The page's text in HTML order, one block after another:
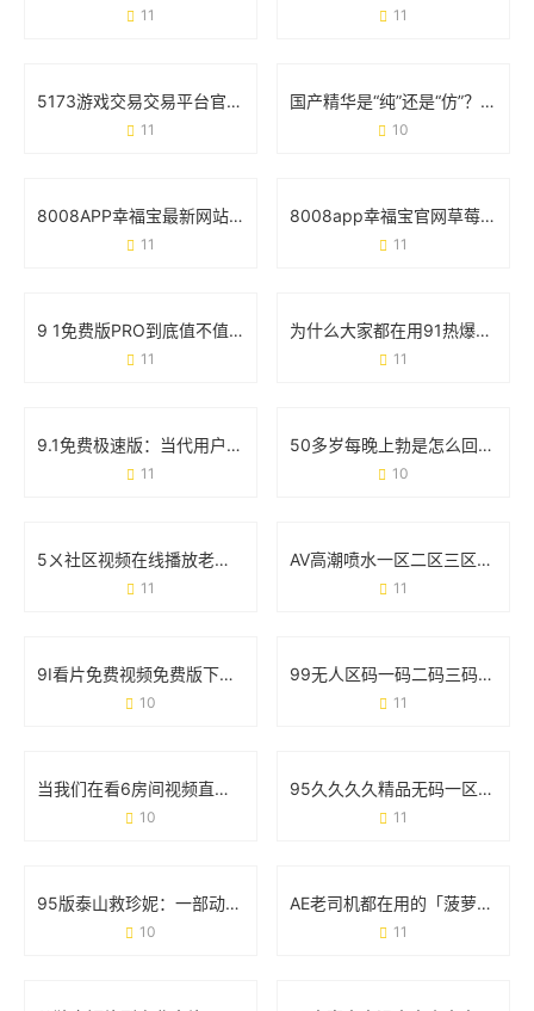
11 11
5173游戏交易交易平台官网：玩家必看的交易攻略与安全手册
11
国产精华是“纯”还是“仿”？69个真实用户这样说
10
8008APP幸福宝最新网站丝瓜：如何用这款工具找到你的快乐星球？
11
8008app幸福宝官网草莓视频免费：如何安全解锁观影新姿势？
11
9 1免费版PRO到底值不值得下载？这些细节必须看
11
为什么大家都在用91热爆app官网版？这些功能你可能还不知道
11
9.1免费极速版：当代用户的效率神器还是营销噱头？
11
50多岁每晚上勃是怎么回事？医生解读真实原因和应对方案
10
5ㄨ社区视频在线播放老司机版：为什么它成了用户找资源的“万能钥匙”？
11
AV高潮喷水一区二区三区：真实体验与用户争议全记录
11
9I看片免费视频免费版下载：高清影视资源一网打尽
10
99无人区码一码二码三码四码：藏在代码里的秘密与挑战
11
当我们在看6房间视频直播在线观看污版时 到底在看什么？
10
95久久久久精品无码一区二区：用户需求与资源分类的实战观察
11
95版泰山救珍妮：一部动画经典的冒险与情感密码
10
AE老司机都在用的「菠萝蜜免费版」，到底有什么魔力？
11